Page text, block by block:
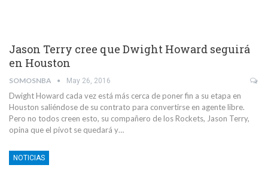
Jason Terry cree que Dwight Howard seguirá
en Houston
SOMOSNBA May 26, 2016
Dwight Howard cada vez está más cerca de poner fin a su etapa en
Houston saliéndose de su contrato para convertirse en agente libre.
Pero no todos creen esto, su compañero de los Rockets, Jason Terry,
opina que el pívot se quedará y…
NOTICIAS